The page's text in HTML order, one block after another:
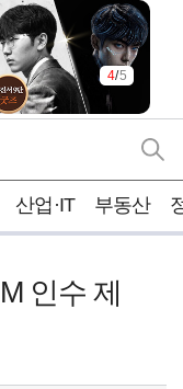
4/5
산업·IT 부동산
인수 제